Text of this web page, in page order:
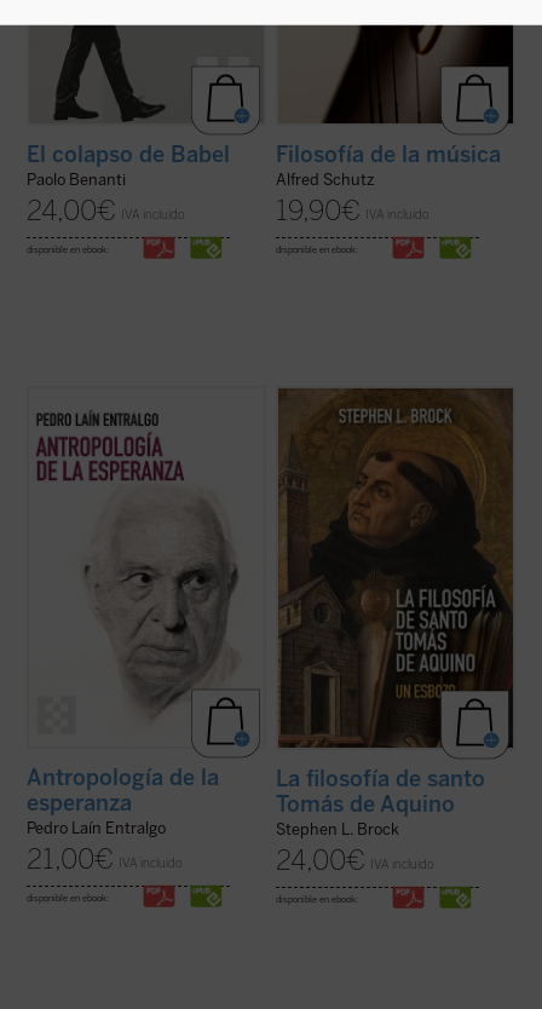
El colapso de Babel
Paolo Benanti
24,00€ IVA incluido
disponible en ebook:
Filosofía de la música
Alfred Schutz
19,90€ IVA incluido
disponible en ebook:
de los motores fundamentales del ser
humano: la esperanza. A través de un
análisis profundo y accesible, el autor
explora cómo este concepto ha guiado
nuestra historia, desde sus raíces más ...
Antropología de la
esperanza
Pedro Laín Entralgo
21,00€ IVA incluido
disponible en ebook:
expertos al pensamiento de Tomás de
que rara vez se mencionan hoy en día y
ofreciendo una interpretación diferente de
su enseñanza sobre la naturaleza, los ...
(ver ficha)
La filosofía de santo
Tomás de Aquino
Stephen L. Brock
24,00€ IVA incluido
disponible en ebook: